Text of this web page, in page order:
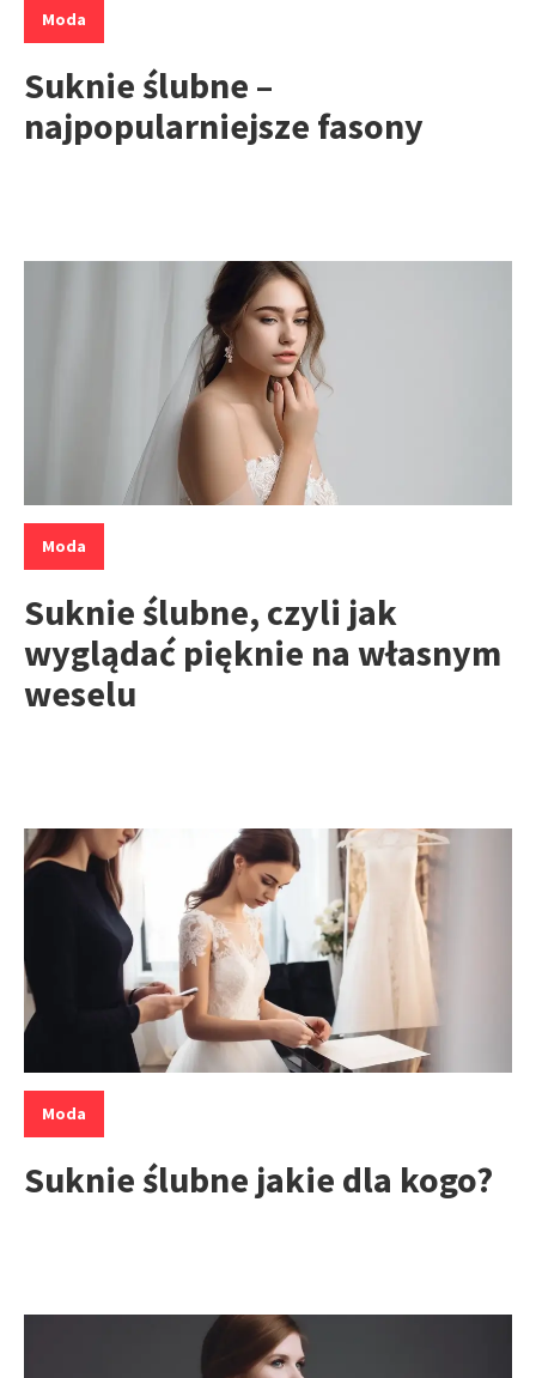
Moda
Suknie ślubne –
najpopularniejsze fasony
Kategorie:
Moda
Suknie ślubne, czyli jak
wyglądać pięknie na własnym
weselu
Kategorie:
Moda
Suknie ślubne jakie dla kogo?